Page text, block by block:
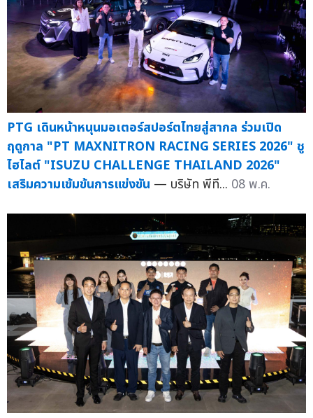
PTG เดินหน้าหนุนมอเตอร์สปอร์ตไทยสู่สากล ร่วมเปิด
ฤดูกาล "PT MAXNITRON RACING SERIES 2026" ชู
ไฮไลต์ "ISUZU CHALLENGE THAILAND 2026"
เสริมความเข้มข้นการแข่งขัน — บริษัท พีที... 08 พ.ค.